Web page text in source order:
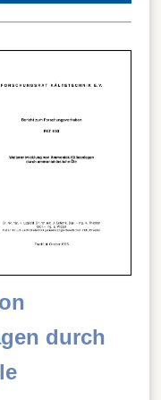
durch